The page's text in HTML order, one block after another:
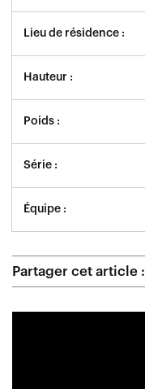
Lieu de résidence :
Hauteur :
Poids :
Série :
Équipe :
Partager cet article :